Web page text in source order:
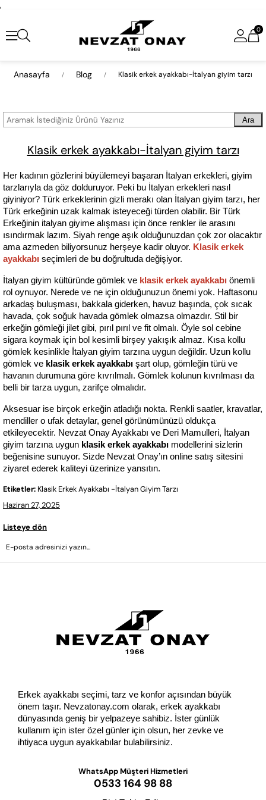
,
0
Anasayfa Blog Klasik erkek ayakkabı-İtalyan giyim tarzı
Ara
Klasik erkek ayakkabı-İtalyan giyim tarzı
Her kadının gözlerini büyülemeyi başaran İtalyan erkekleri, giyim
tarzlarıyla da göz dolduruyor. Peki bu İtalyan erkekleri nasıl
giyiniyor? Türk erkeklerinin gizli merakı olan İtalyan giyim tarzı, her
Türk erkeğinin uzak kalmak isteyeceği türden olabilir. Bir Türk
Erkeğinin italyan giyime alışması için önce renkler ile arasını
ısındırmak lazım. Siyah renge aşık olduğunuzdan çok zor olacaktır
ama azmeden biliyorsunuz herşeye kadir oluyor. Klasik erkek
ayakkabı seçimleri de bu doğrultuda değişiyor.
İtalyan giyim kültüründe gömlek ve klasik erkek ayakkabı önemli
rol oynuyor. Nerede ve ne için olduğunuzun önemi yok. Haftasonu
arkadaş buluşması, bakkala giderken, havuz başında, çok sıcak
havada, çok soğuk havada gömlek olmazsa olmazdır. Stil bir
erkeğin gömleği jilet gibi, pırıl pırıl ve fit olmalı. Öyle sol cebine
sigara koymak için bol kesimli birşey yakışık almaz. Kısa kollu
gömlek kesinlikle İtalyan giyim tarzına uygun değildir. Uzun kollu
gömlek ve klasik erkek ayakkabı şart olup, gömleğin türü ve
havanın durumuna göre kıvrılmalı. Gömlek kolunun kıvrılması da
belli bir tarza uygun, zarifçe olmalıdır.
Aksesuar ise birçok erkeğin atladığı nokta. Renkli saatler, kravatlar,
mendiller o ufak detaylar, genel görünümünüzü oldukça
etkileyecektir. Nevzat Onay Ayakkabı ve Deri Mamulleri, İtalyan
giyim tarzına uygun klasik erkek ayakkabı modellerini sizlerin
beğenisine sunuyor. Sizde Nevzat Onay’ın online satış sitesini
ziyaret ederek kaliteyi üzerinize yansıtın.
Etiketler: Klasik Erkek Ayakkabı -İtalyan Giyim Tarzı
Haziran 27, 2025
Listeye dön
Erkek ayakkabı seçimi, tarz ve konfor açısından büyük
önem taşır. Nevzatonay.com olarak, erkek ayakkabı
dünyasında geniş bir yelpazeye sahibiz. İster günlük
kullanım için ister özel günler için olsun, her zevke ve
ihtiyaca uygun ayakkabılar bulabilirsiniz.
WhatsApp Müşteri Hizmetleri
0533 164 98 88